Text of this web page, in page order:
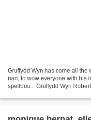
Gruffydd Wyn has come all the
nan, to wow everyone with his
spellbou... Gruffydd Wyn